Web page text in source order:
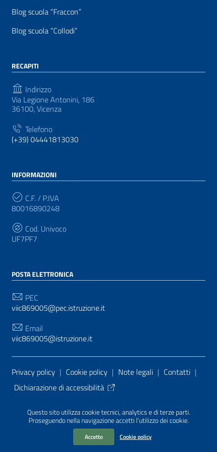
Questo sito utilizza cookie tecnici, analytics e di terze parti.
Proseguendo nella navigazione accetti l’utilizzo dei cookie.
Accetto Cookie policy
Blog scuola “Fraccon”
Blog scuola “Collodi”
RECAPITI
Indirizzo
Via Legione Antonini, 186
36100, Vicenza
Telefono
(+39) 04441813030
INFORMAZIONI
C.F. / P.IVA
80016890248
Cod. Univoco
UF7PF7
POSTA ELETTRONICA
PEC
viic869005@pec.istruzione.it
Email
viic869005@istruzione.it
Sezione Link Utili
Privacy policy | Cookie policy | Note legali | Contatti |
Dichiarazione di accessibilità
PA di AgID
| Realizzato con WordPress
da